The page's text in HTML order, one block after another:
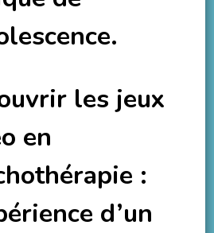
les jeux
en
:
d’un